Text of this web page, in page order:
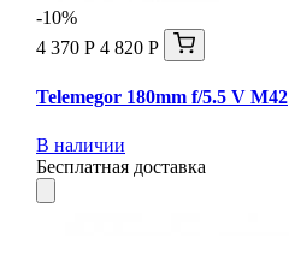
-10%
4 370 Р 4 820 Р
Telemegor 180mm f/5.5 V M42
В наличии
Бесплатная доставка